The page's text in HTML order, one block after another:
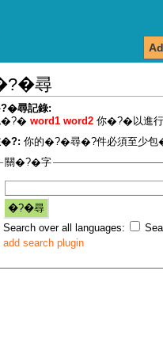
尋
尋記錄:
�?� word1 word2 你�?�以進
�?: 你的�?�尋�?件必須至少
關�?�字
Search over all languages:
add search plugin